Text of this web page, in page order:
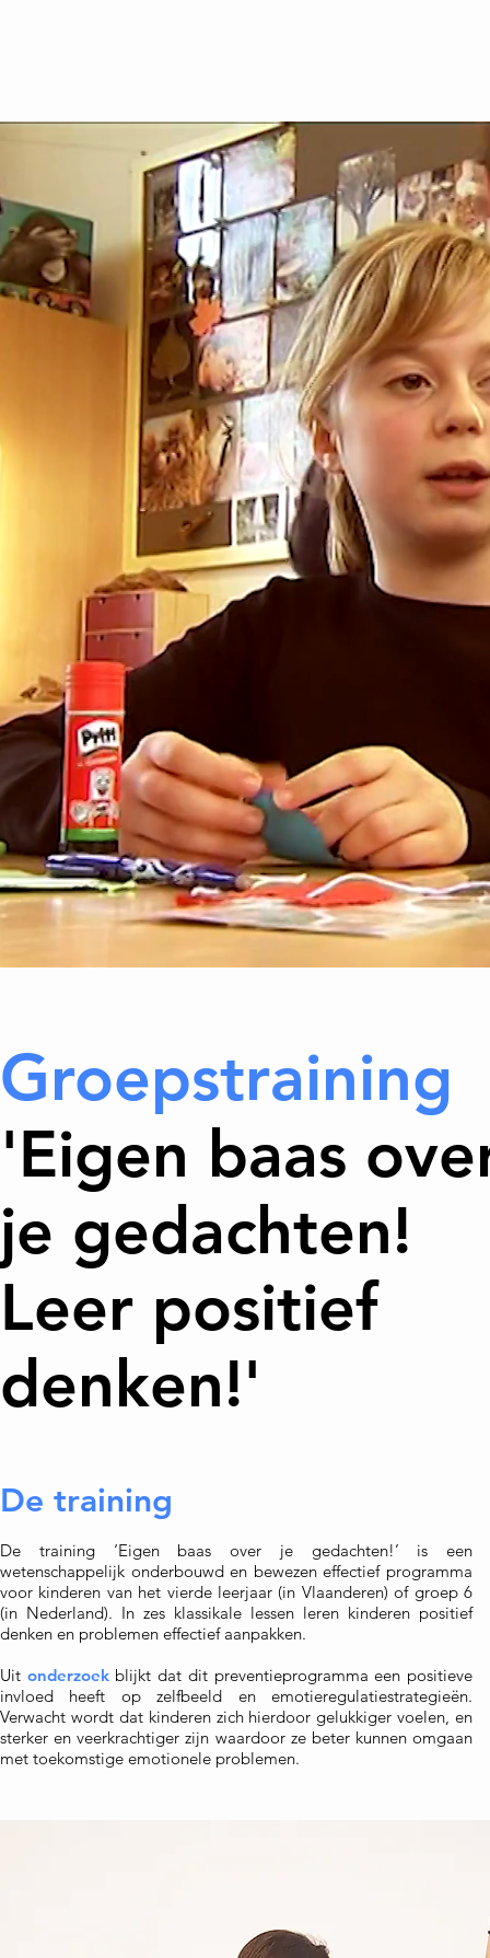
De training
De training ‘Eigen baas over je gedachten!’ is een
wetenschappelijk onderbouwd en bewezen effectief programma
voor kinderen van het vierde leerjaar (in Vlaanderen) of groep 6
(in Nederland). In zes klassikale lessen leren kinderen positief
denken en problemen effectief aanpakken.
Uit onderzoekblijkt dat dit preventieprogramma een positieve
invloed heeft op zelfbeeld en emotieregulatiestrategieën.
Verwacht wordt dat kinderen zich hierdoor gelukkiger voelen, en
sterker en veerkrachtiger zijn waardoor ze beter kunnen omgaan
met toekomstige emotionele problemen.
Groepstraining
'Eigen baas
je gedachten!
Leer positief
denken!'